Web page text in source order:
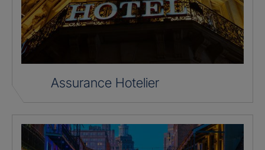
Assurance Hotelier